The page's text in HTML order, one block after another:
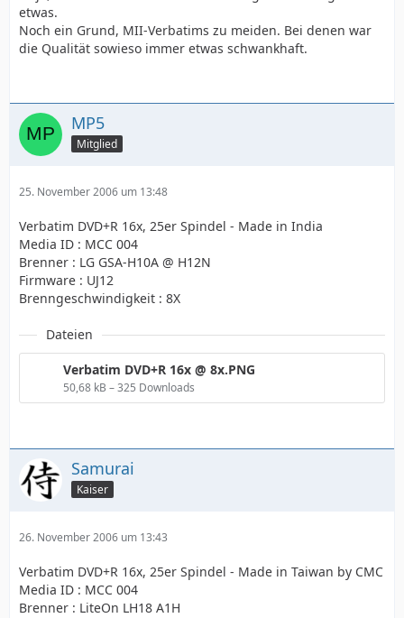
etwas.
Noch ein Grund, MII-Verbatims zu meiden. Bei denen war
die Qualität sowieso immer etwas schwankhaft.
MP5
Mitglied
25. November 2006 um 13:48
Verbatim DVD+R 16x, 25er Spindel - Made in India
Media ID : MCC 004
Brenner : LG GSA-H10A @ H12N
Firmware : UJ12
Brenngeschwindigkeit : 8X
Dateien
Verbatim DVD+R 16x @ 8x.PNG
50,68 kB – 325 Downloads
Samurai
Kaiser
26. November 2006 um 13:43
Verbatim DVD+R 16x, 25er Spindel - Made in Taiwan by CMC
Media ID : MCC 004
Brenner : LiteOn LH18 A1H